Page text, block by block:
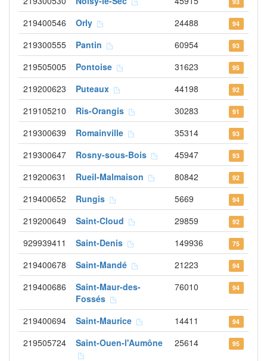
219400546 Orly 24488 94
219300555 Pantin 60954 93
219505005 Pontoise 31623 95
219200623 Puteaux 44198 92
219105210 Ris-Orangis 30283 91
219300639 Romainville 35314 93
219300647 Rosny-sous-Bois 45947 93
219200631 Rueil-Malmaison 80842 92
219400652 Rungis 5669 94
219200649 Saint-Cloud 29859 92
929939411 Saint-Denis 149936 75
219400678 Saint-Mandé 21223 94
219400686
Saint-Maur-des-
Fossés
76010 94
219400694 Saint-Maurice 14411 94
219505724 Saint-Ouen-l'Aumône 25614 95